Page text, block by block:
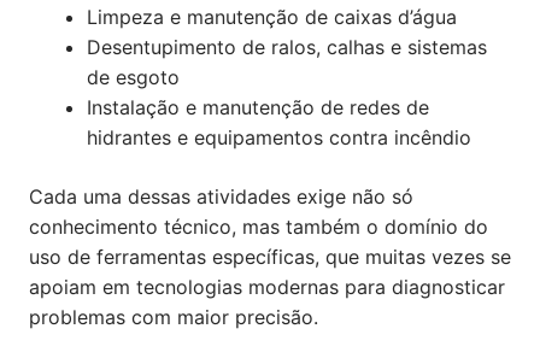
Limpeza e manutenção de caixas d’água
Desentupimento de ralos, calhas e sistemas
de esgoto
Instalação e manutenção de redes de
hidrantes e equipamentos contra incêndio
Cada uma dessas atividades exige não só
conhecimento técnico, mas também o domínio do
uso de ferramentas específicas, que muitas vezes se
apoiam em tecnologias modernas para diagnosticar
problemas com maior precisão.